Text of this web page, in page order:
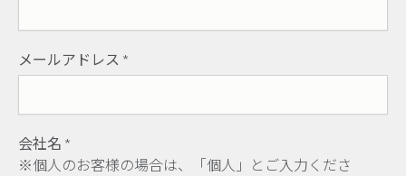
メールアドレス *
会社名 *
※個人のお客様の場合は、「個人」とご入力くださ